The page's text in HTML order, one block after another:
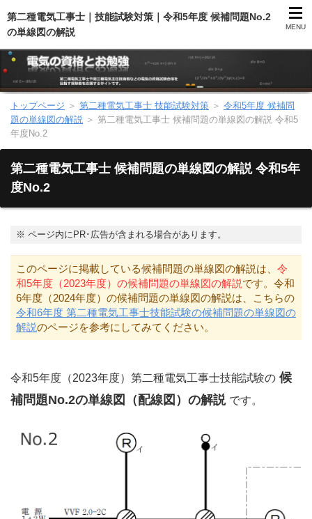
第二種電気工事士｜技能試験対策｜令和5年度 候補問題No.2
の単線図の解説
MENU
第二種電気工事士（総合）
第二種電気工事士（技能試験）
電気のお勉強
電気数学のお勉強
トップページ ＞ 第二種電気工事士 技能試験対策 ＞ 令和5年度 候補問
題の単線図の解説 ＞ 第二種電気工事士 候補問題の単線図の解説 令和5
年度No.2
第二種電気工事士 候補問題の単線図の解説 令和5年
度No.2
※ ページ内にPR･広告が含まれる場合があります。
このページに掲載している候補問題の単線図の解説は、 令
和5年度（2023年度）の候補問題の単線図の解説です。令和
6年度（2024年度）の候補問題の単線図の解説は、こちらの
令和6年度 第二種電気工事士技能試験の候補問題の単線図の
解説のページを参考にしてみてください。
令和5年度（2023年度）第二種電気工事士技能試験の 候
補問題No.2の単線図（配線図）の解説 です。